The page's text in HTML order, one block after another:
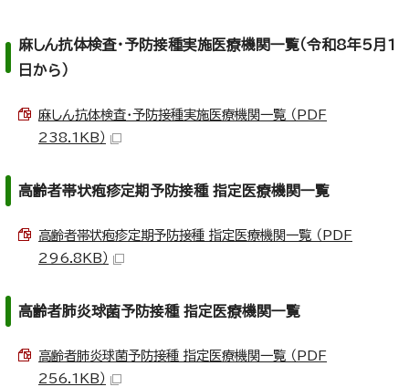
麻しん抗体検査・予防接種実施医療機関一覧（令和8年5月1
日から）
麻しん抗体検査・予防接種実施医療機関一覧 （PDF
238.1KB）
高齢者帯状疱疹定期予防接種 指定医療機関一覧
高齢者帯状疱疹定期予防接種 指定医療機関一覧 （PDF
296.8KB）
高齢者肺炎球菌予防接種 指定医療機関一覧
高齢者肺炎球菌予防接種 指定医療機関一覧 （PDF
256.1KB）